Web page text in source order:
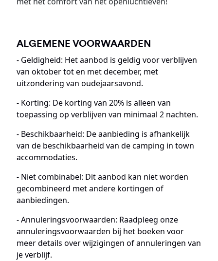
ALGEMENE VOORWAARDEN
- Geldigheid: Het aanbod is geldig voor verblijven
van oktober tot en met december, met
uitzondering van oudejaarsavond.
- Korting: De korting van 20% is alleen van
toepassing op verblijven van minimaal 2 nachten.
- Beschikbaarheid: De aanbieding is afhankelijk
van de beschikbaarheid van de camping in town
accommodaties.
- Niet combinabel: Dit aanbod kan niet worden
gecombineerd met andere kortingen of
aanbiedingen.
- Annuleringsvoorwaarden: Raadpleeg onze
annuleringsvoorwaarden bij het boeken voor
meer details over wijzigingen of annuleringen van
je verblijf.